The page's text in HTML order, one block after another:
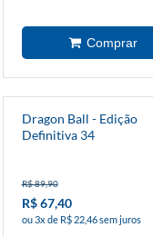
Dragon Ball - Edição
Definitiva 34
R$ 89,90
R$ 67,40
ou 3x de R$ 22,46 sem juros